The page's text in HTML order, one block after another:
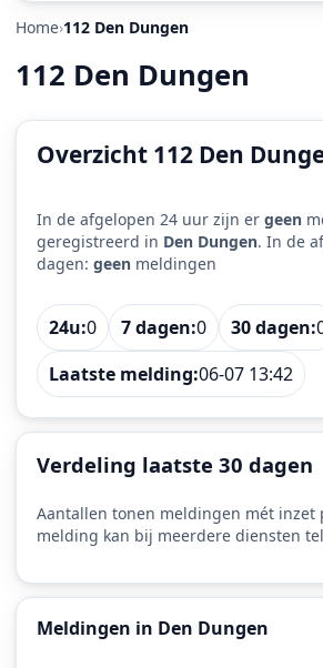
Home 112 Den Dungen
112 Den Dungen
Overzicht 112 Den
In de afgelopen 24 uur zijn er geen
geregistreerd in Den Dungen. In de
dagen: geen meldingen
24u:0 7 dagen:0 30 dagen:
Laatste melding:06-07 13:42
Verdeling laatste 30 dagen
Aantallen tonen meldingen mét inzet
melding kan bij meerdere diensten
Meldingen in Den Dungen